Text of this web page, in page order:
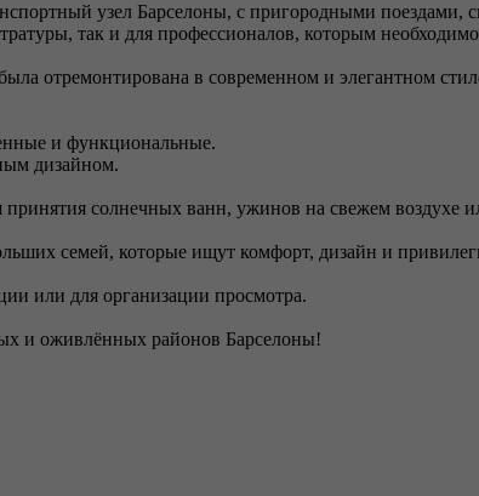
узел Барселоны, с пригородными
так и для профессионалов, которым
отремонтирована в современном и элегантном
и функциональные.
дизайном.
принятия солнечных ванн, ужинов на свежем воздухе
семей, которые ищут комфорт, дизайн и
или для организации просмотра.
и оживлённых районов Барселоны!